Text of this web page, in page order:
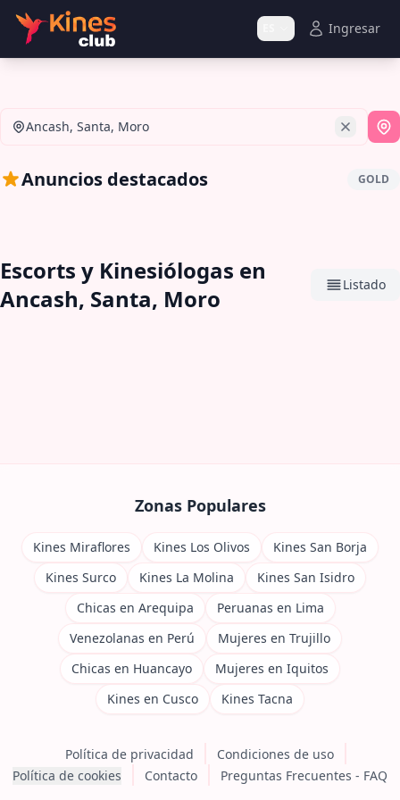
Ingresar
Ancash, Santa, Moro
Anuncios destacados GOLD
Escorts y Kinesiólogas en
Ancash, Santa, Moro
Listado
Zonas Populares
Kines Miraflores Kines Los Olivos
Kines San Borja
Kines Surco
Kines La Molina
Kines San Isidro
Chicas en Arequipa
Peruanas en Lima
Venezolanas en Perú
Mujeres en Trujillo
Chicas en Huancayo
Mujeres en Iquitos
Kines en Cusco
Kines Tacna
Política de privacidad
Condiciones de uso
Política de cookies
Contacto Preguntas Frecuentes - FAQ